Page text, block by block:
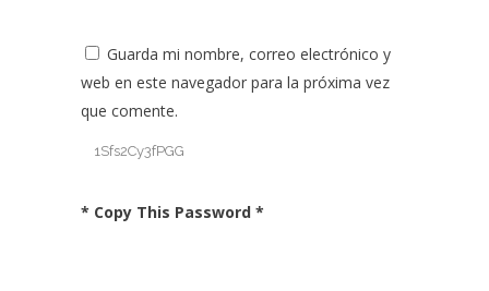
Guarda mi nombre, correo electrónico y
web en este navegador para la próxima vez
que comente.
* Copy This Password *